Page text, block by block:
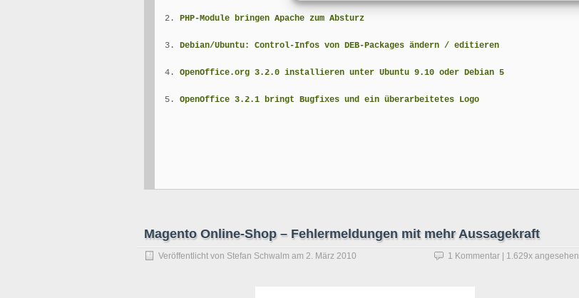
PHP-Module bringen Apache zum Absturz
Debian/Ubuntu: Control-Infos von DEB-Packages ändern / editieren
OpenOffice.org 3.2.0 installieren unter Ubuntu 9.10 oder Debian 5
OpenOffice 3.2.1 bringt Bugfixes und ein überarbeitetes Logo
Magento Online-Shop – Fehlermeldungen mit mehr Aussagekraft
Veröffentlicht von Stefan Schwalm am 2. März 2010 1 Kommentar | 1.629x angesehen